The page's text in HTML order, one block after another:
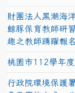
財團法人黑潮海
鯨豚保育教師研
趣之教師踴躍報名
桃園市112學年
行政院環境保護